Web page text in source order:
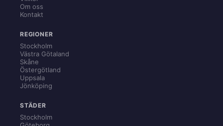
Om oss
Kontakt
REGIONER
Stockholm
Västra Götaland
Skåne
Östergötland
Uppsala
Jönköping
STÄDER
Stockholm